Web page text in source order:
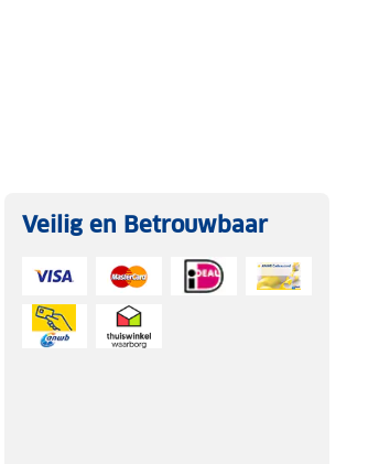
Veilig en Betrouwbaar